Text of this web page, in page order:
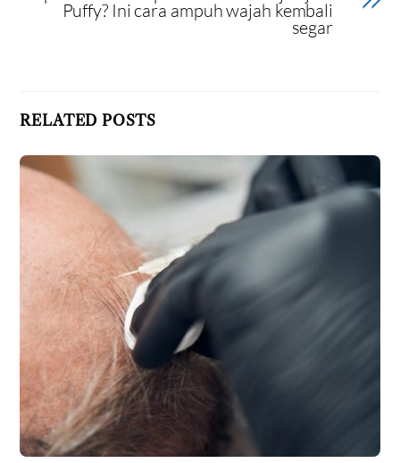
Puffy? Ini cara ampuh wajah kembali
segar
RELATED POSTS